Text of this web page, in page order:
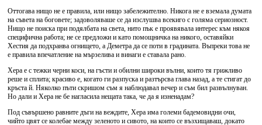
Оттогава нищо не е правила, или нищо забележително. Никога не е вземала думата
на съвета на боговете; задоволяваше се да изслушва всекиго с голяма сериозност.
Нищо не поиска при подялбата на света, нито пък е проявявала интерес към някоя
специфична работа; не се предложи и като помощничка на никого, оставяйки
Хестия да подхранва огнището, а Деметра да се поти в градината. Въпреки това не
е правила впечатление на мързелива и винаги е ставала рано.
Хера е с тежки черни коси, на гъсти и обилни широки вълни, които тя грижливо
реше и сплита; красиво е, когато ги разпуска и разтърсва глава назад, а те стигат до
кръста й. Няколко пъти скришом съм я наблюдавал вечер и съм бил развълнуван.
Но дали и Хера не бе нагласила нещата така, че да я изненадам?
Под съвършено равните дъги на веждите, Хера има големи бадемовидни очи,
чийто цвят се колебае между зеленото и сивото, на които се възхищаваш, докато